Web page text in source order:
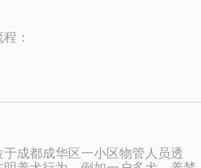
：
都成华区一小区物管人员透